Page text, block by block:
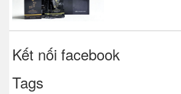
Kết nối facebook
Tags